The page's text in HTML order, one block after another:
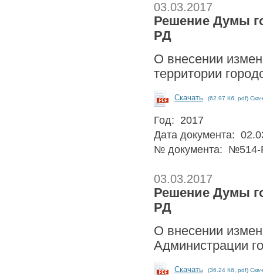
03.03.2017
Решение Думы
РД
О внесении
территории
Скачать (62.97 Кб, pdf)
Год: 2017
Дата документа:
№ документа:
03.03.2017
Решение Думы
РД
О внесении
Администрации
Скачать (36.24 Кб, pdf)